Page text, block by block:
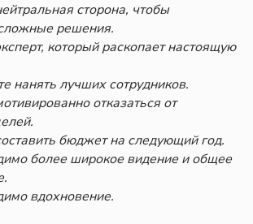
сторона, чтобы
решения.
который раскопает настоящую
нанять лучших сотрудников.
отказаться от
бюджет на следующий год.
более широкое видение и общее
вдохновение.